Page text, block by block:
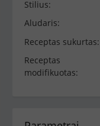
Stilius:
Aludaris:
Receptas sukurtas:
Receptas
modifikuotas: